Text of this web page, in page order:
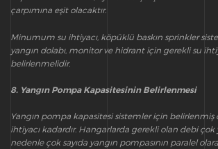
çarpımına eşit olacaktır.
Minumum su ihtiyacı, köpüklü baskın sprinkler
yangın dolabı, monitor ve hidrant için gerekli su
belirlenmelidir.
8. Yangın Pompa Kapasitesinin Belirlenmesi
Yangın pompa kapasitesi sistemler için
ihtiyacı kadardır. Hangarlarda gerekli olan debi çok
nedenle çok sayıda yangın pompasının paralel